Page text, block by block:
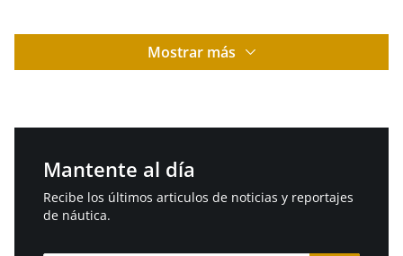
Mostrar más
Mantente al día
Recibe los últimos articulos de noticias y reportajes
de náutica.